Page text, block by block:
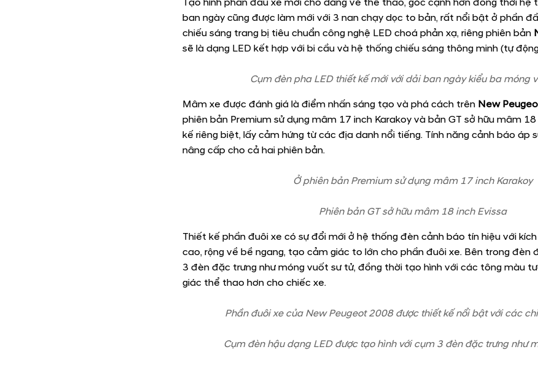
dài cơ sở2.605 mm, khoảng sáng gầm xe185 mm.
Thiết kế ngoại hình củaNew Peugeot 2008 được đổi mới theo DNA thế hệ
Peugeot, khác biệt lớn đến từ Logo hoàn toàn mới kết hợp với thiết kế mặt
nổi khối, đồng thời màu sơn của mặt Ca-lăng cũng sẽ trùng với màu thân xe